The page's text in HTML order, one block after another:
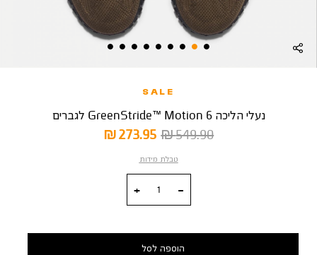
SALE
נעלי הליכה GreenStride™ Motion 6 לגברים
מחיר
מוצר
273.95 ₪
מחיר
549.90 ₪
טבלת מידות
הוספה לסל